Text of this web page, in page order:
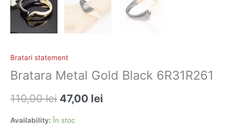
Bratari statement
Bratara Metal Gold Black 6R31R261
110,00lei 47,00 lei
Availability: În stoc